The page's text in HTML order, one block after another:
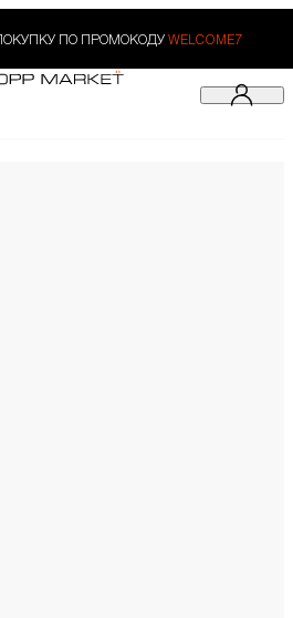
ПО ПРОМОКОДУ WELCOME7